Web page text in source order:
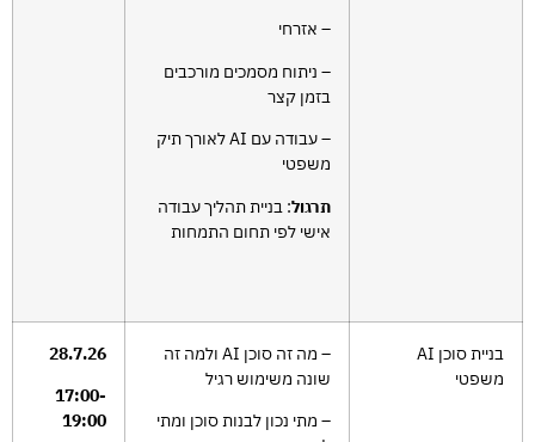
– אזרחי
– ניתוח מסמכים מורכבים
בזמן קצר
– עבודה עם AI לאורך תיק
משפטי
תרגול: בניית תהליך עבודה
אישי לפי תחום התמחות
בניית סוכן AI
משפטי
– מה זה סוכן AI ולמה זה
שונה משימוש רגיל
– מתי נכון לבנות סוכן ומתי
28.7.26
17:00-
19:00